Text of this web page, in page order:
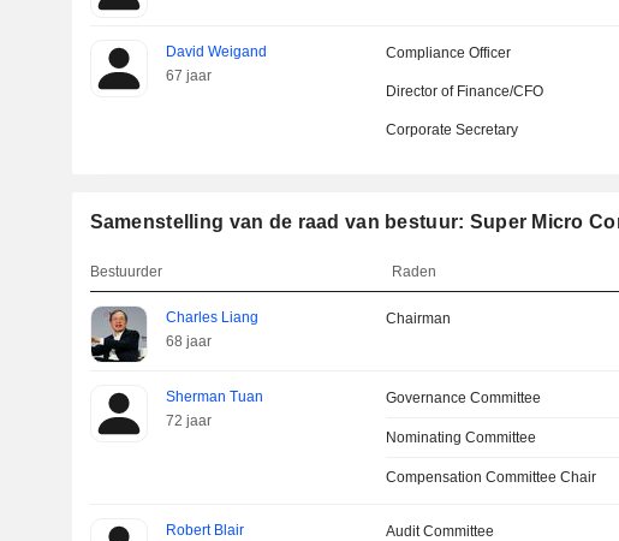
David Weigand
67 jaar
Compliance Officer
Director of Finance/CFO
Corporate Secretary
Samenstelling van de raad van bestuur: Super Micro
Bestuurder Raden
Charles Liang
68 jaar
Chairman
Sherman Tuan
72 jaar
Governance Committee
Nominating Committee
Compensation Committee Chair
Robert Blair
Audit Committee